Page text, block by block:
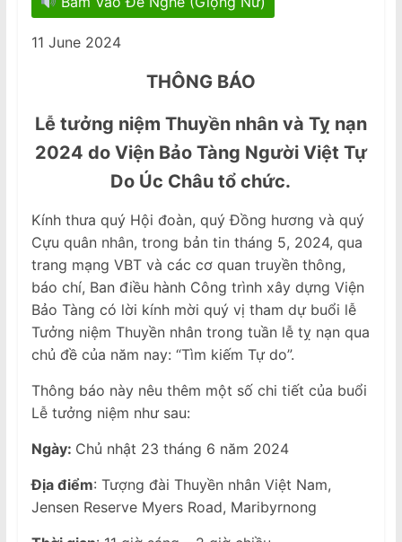
11 June 2024
THÔNG BÁO
Lễ tưởng niệm Thuyền nhân và Tỵ nạn
2024 do Viện Bảo Tàng Người Việt Tự
Do Úc Châu tổ chức.
Kính thưa quý Hội đoàn, quý Đồng hương và quý
Cựu quân nhân, trong bản tin tháng 5, 2024, qua
trang mạng VBT và các cơ quan truyền thông,
báo chí, Ban điều hành Công trình xây dựng Viện
Bảo Tàng có lời kính mời quý vị tham dự buổi lễ
Tưởng niệm Thuyền nhân trong tuần lễ tỵ nạn qua
chủ đề của năm nay: “Tìm kiếm Tự do”.
Thông báo này nêu thêm một số chi tiết của buổi
Lễ tưởng niệm như sau:
Ngày: Chủ nhật 23 tháng 6 năm 2024
Địa điểm: Tượng đài Thuyền nhân Việt Nam,
Jensen Reserve Myers Road, Maribyrnong